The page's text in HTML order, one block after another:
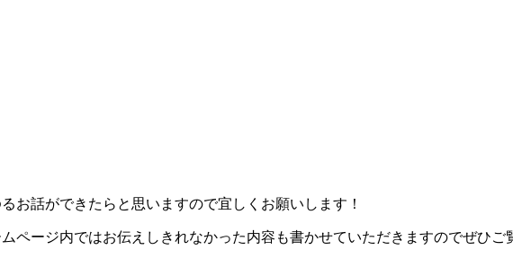
お話ができたらと思いますので宜しくお願いします！
ページ内ではお伝えしきれなかった内容も書かせていただきますのでぜひご